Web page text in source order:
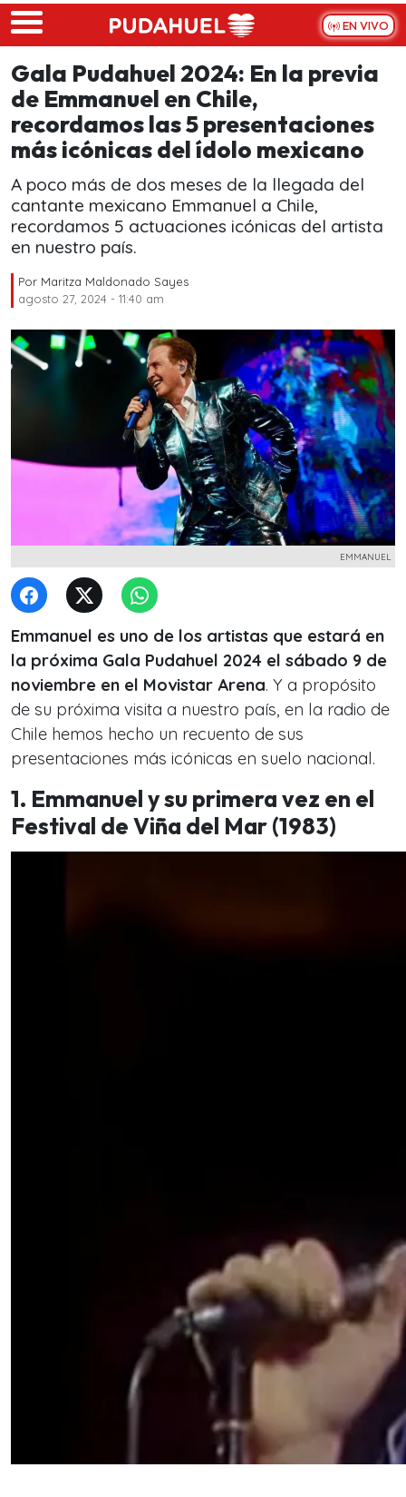
Skip to main content
EN VIVO
Gala Pudahuel 2024: En la previa
de Emmanuel en Chile,
recordamos las 5 presentaciones
más icónicas del ídolo mexicano
A poco más de dos meses de la llegada del
cantante mexicano Emmanuel a Chile,
recordamos 5 actuaciones icónicas del artista
en nuestro país.
Por Maritza Maldonado Sayes
agosto 27, 2024 - 11:40 am
EMMANUEL
Emmanuel es uno de los artistas que estará en
la próxima Gala Pudahuel 2024 el sábado 9 de
noviembre en el Movistar Arena. Y a propósito
de su próxima visita a nuestro país, en la radio de
Chile hemos hecho un recuento de sus
presentaciones más icónicas en suelo nacional.
1. Emmanuel y su primera vez en el
Festival de Viña del Mar (1983)